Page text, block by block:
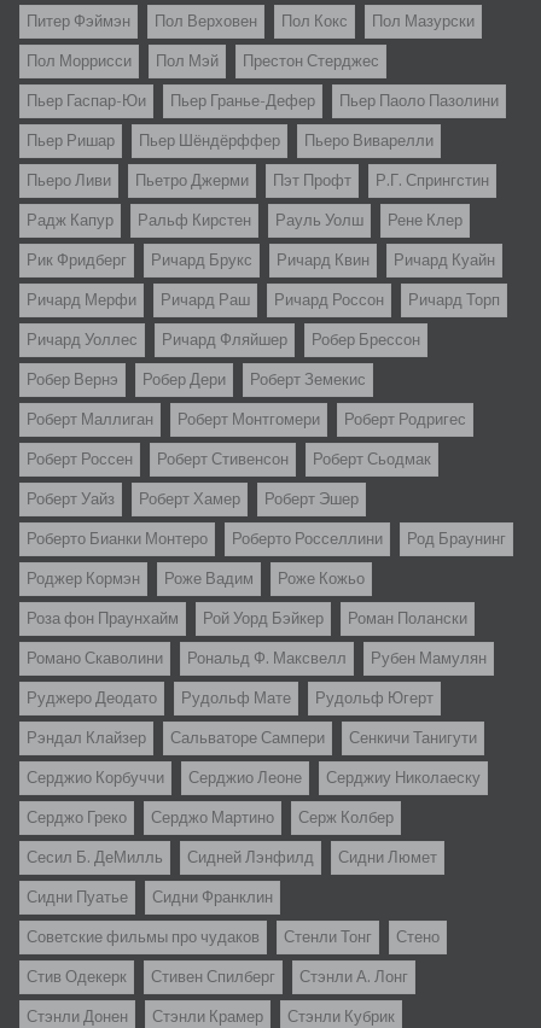
Питер Фэймэн Пол Верховен Пол Кокс Пол Мазурски
Пол Моррисси Пол Мэй Престон Стерджес
Пьер Гаспар-Юи Пьер Гранье-Дефер Пьер Паоло Пазолини
Пьер Ришар Пьер Шёндёрффер Пьеро Виварелли
Пьеро Ливи Пьетро Джерми Пэт Профт Р.Г. Спрингстин
Радж Капур Ральф Кирстен Рауль Уолш Рене Клер
Рик Фридберг Ричард Брукс Ричард Квин Ричард Куайн
Ричард Мерфи Ричард Раш Ричард Россон Ричард Торп
Ричард Уоллес Ричард Фляйшер Робер Брессон
Робер Вернэ Робер Дери Роберт Земекис
Роберт Маллиган Роберт Монтгомери Роберт Родригес
Роберт Россен Роберт Стивенсон Роберт Сьодмак
Роберт Уайз Роберт Хамер Роберт Эшер
Роберто Бианки Монтеро Роберто Росселлини Род Браунинг
Роджер Кормэн Роже Вадим Роже Кожьо
Роза фон Праунхайм Рой Уорд Бэйкер Роман Полански
Романо Скаволини Рональд Ф. Максвелл Рубен Мамулян
Руджеро Деодато Рудольф Мате Рудольф Югерт
Рэндал Клайзер Сальваторе Сампери Сенкичи Танигути
Серджио Корбуччи Серджио Леоне Серджиу Николаеску
Серджо Греко Серджо Мартино Серж Колбер
Сесил Б. ДеМилль Сидней Лэнфилд Сидни Люмет
Сидни Пуатье Сидни Франклин
Советские фильмы про чудаков Стенли Тонг Стено
Стив Одекерк Стивен Спилберг Стэнли А. Лонг
Стэнли Донен Стэнли Крамер Стэнли Кубрик